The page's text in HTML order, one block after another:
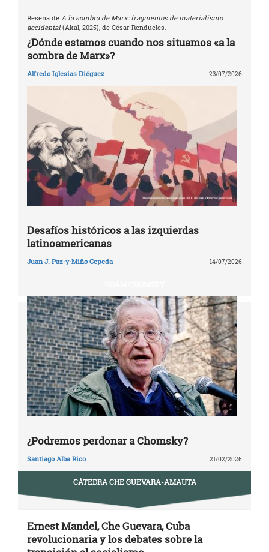
Reseña de A la sombra de Marx: fragmentos de materialismo
accidental(Akal, 2025), de César Rendueles.
¿Dónde estamos cuando nos situamos «a la
sombra de Marx»?
Alfredo Iglesias Diéguez 23/07/2026
Desafíos históricos a las izquierdas
latinoamericanas
Juan J. Paz-y-Miño Cepeda 14/07/2026
¿Podremos perdonar a Chomsky?
Santiago Alba Rico 21/02/2026
CÁTEDRA CHE GUEVARA-AMAUTA
Ernest Mandel, Che Guevara, Cuba
revolucionaria y los debates sobre la